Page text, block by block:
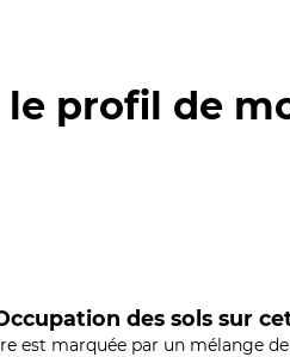
le profil de
des sols sur
est marquée par un mélange